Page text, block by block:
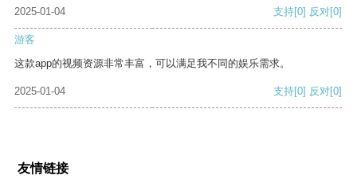
2025-01-04
支持[0] 反对[0]
游客
这款app的视频资源非常丰富，可以满足我不同的娱乐需求。
2025-01-04 支持[0] 反对[0]
友情链接